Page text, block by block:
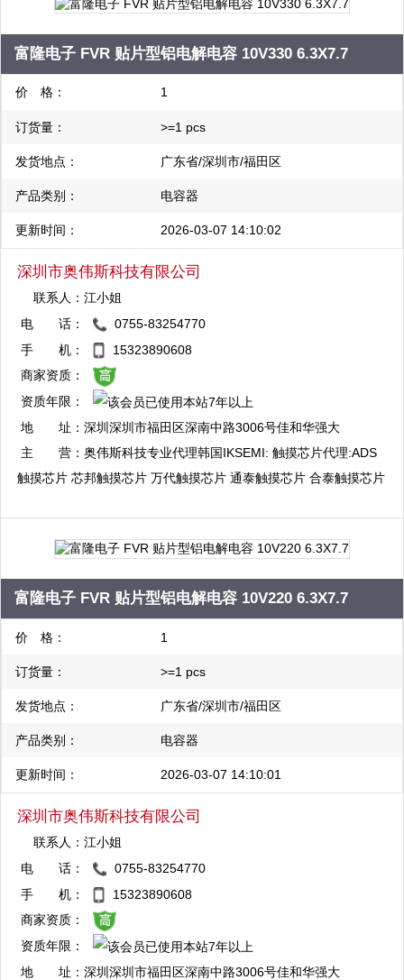
单片机 富仕通单片机:电源管理芯片代理:PI电源管理芯片 启达电源
管理芯片 芯朋微电源管理芯片 中科微马达驱动芯片
富隆电子 FVR 贴片型铝电解电容 10V330 6.3X7.7
价 格： 1
订货量： >=1 pcs
发货地点： 广东省/深圳市/福田区
产品类别： 电容器
更新时间： 2026-03-07 14:10:02
深圳市奥伟斯科技有限公司
联系人：江小姐
QQ：3003412773
复制
QQ：3003714016
复制
电 话：
0755-83254770
手 机：
15323890608
商家资质：
资质年限：
地 址：深圳深圳市福田区深南中路3006号佳和华强大
厦A座7楼整层
主 营：奥伟斯科技专业代理韩国IKSEMI: 触摸芯片代理:ADS
触摸芯片 芯邦触摸芯片 万代触摸芯片 通泰触摸芯片 合泰触摸芯片
单片机 富仕通单片机:电源管理芯片代理:PI电源管理芯片 启达电源
管理芯片 芯朋微电源管理芯片 中科微马达驱动芯片
富隆电子 FVR 贴片型铝电解电容 10V220 6.3X7.7
价 格： 1
订货量： >=1 pcs
发货地点： 广东省/深圳市/福田区
产品类别： 电容器
更新时间： 2026-03-07 14:10:01
深圳市奥伟斯科技有限公司
联系人：江小姐
QQ：3003412773
复制
QQ：3003714016
电 话：
0755-83254770
手 机：
15323890608
商家资质：
资质年限：
地 址：深圳深圳市福田区深南中路3006号佳和华强大